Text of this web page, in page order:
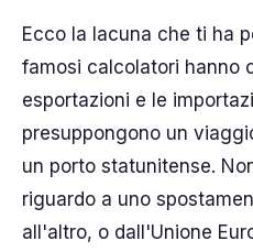
Ecco la lacuna che ti ha
famosi calcolatori hanno
esportazioni e le
presuppongono un
un porto statunitense.
riguardo a uno
all'altro, o dall'Unione